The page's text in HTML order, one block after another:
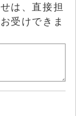
は、直接担
受けできま